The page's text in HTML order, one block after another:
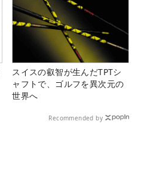
スイスの叡智が生んだTPTシ
ャフトで、ゴルフを異次元の
世界へ
Recommended by